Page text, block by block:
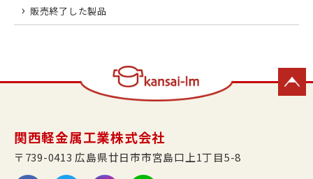
販売終了した製品
関西軽金属工業株式会社
〒739-0413 広島県廿日市市宮島口上1丁目5-8